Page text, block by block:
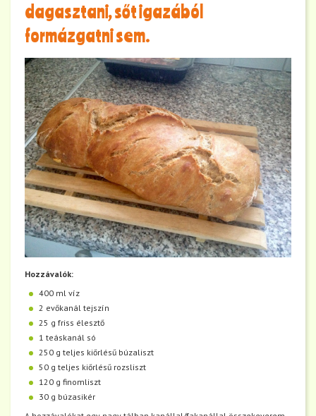
dagasztani, sőt igazából
formázgatni sem.
Hozzávalók:
400 ml víz
2 evőkanál tejszín
25 g friss élesztő
1 teáskanál só
250 g teljes kiőrlésű búzaliszt
50 g teljes kiőrlésű rozsliszt
120 g finomliszt
30 g búzasikér